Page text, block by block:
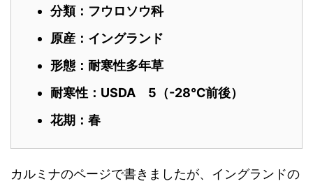
分類：フウロソウ科
原産：イングランド
形態：耐寒性多年草
耐寒性：USDA 5（-28℃前後）
花期：春
カルミナのページで書きましたが、イングランドの